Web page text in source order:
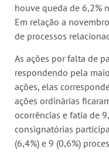
houve queda de 6,2%
Em relação a
de processos
As ações por falta de
respondendo pela
ações, elas
ações ordinárias
ocorrências e fatia de
consignatórias
(6,4%) e 9 (0,6%)